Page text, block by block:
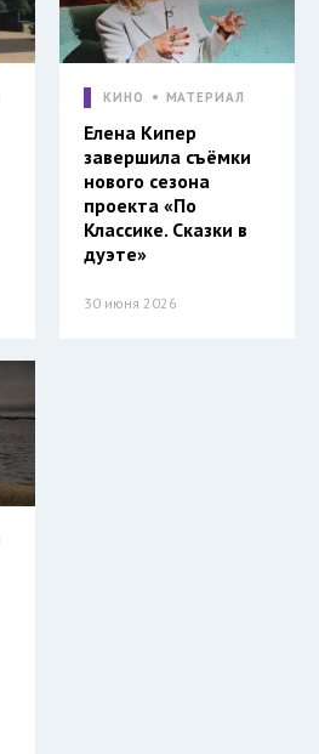
КИНО МАТЕРИАЛ
Елена Кипер
завершила съёмки
нового сезона
проекта «По
Классике. Сказки в
дуэте»
30 июня 2026